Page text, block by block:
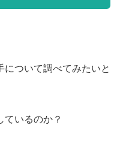
ついて調べてみたいと
ているのか？